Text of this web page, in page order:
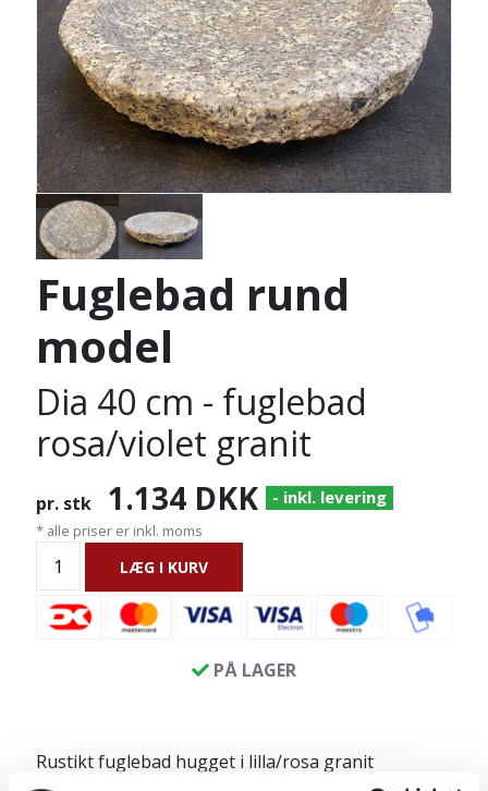
Fuglebad rund
model
Dia 40 cm - fuglebad
rosa/violet granit
pr. stk 1.134 DKK - inkl. levering
* alle priser er inkl. moms
LÆG I KURV
PÅ LAGER
Rustikt fuglebad hugget i lilla/rosa granit